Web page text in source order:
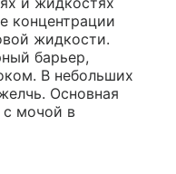
концентрации
жидкости.
барьер,
В небольших
Основная
с мочой в